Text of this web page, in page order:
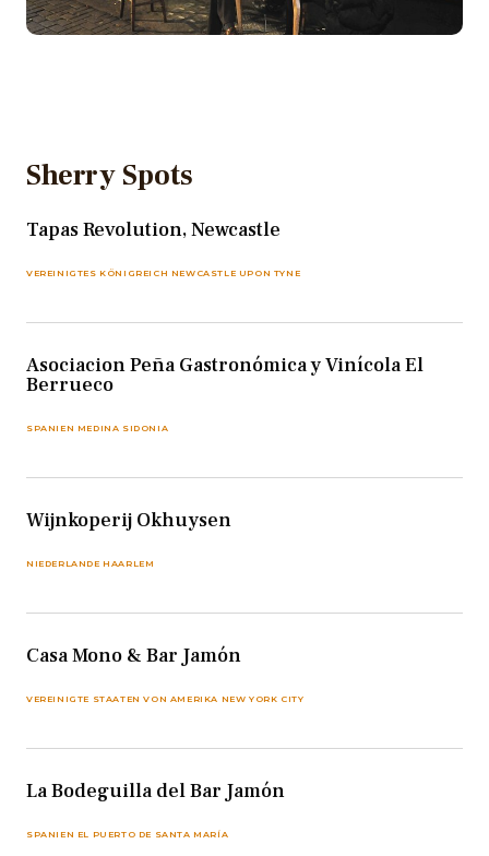
Sherry Spots
Tapas Revolution, Newcastle
VEREINIGTES KÖNIGREICH NEWCASTLE UPON TYNE
Asociacion Peña Gastronómica y Vinícola El
Berrueco
SPANIEN MEDINA SIDONIA
Wijnkoperij Okhuysen
NIEDERLANDE HAARLEM
Casa Mono & Bar Jamón
VEREINIGTE STAATEN VON AMERIKA NEW YORK CITY
La Bodeguilla del Bar Jamón
SPANIEN EL PUERTO DE SANTA MARÍA